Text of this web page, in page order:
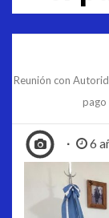
Reunión con
pago
6